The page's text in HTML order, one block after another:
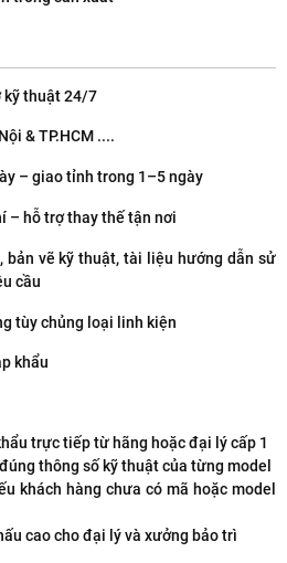
kỹ thuật 24/7
& TP.HCM ....
– giao tỉnh trong 1–5 ngày
– hỗ trợ thay thế tận nơi
, bản vẽ kỹ thuật, tài liệu hướng dẫn sử
cầu
tùy chủng loại linh kiện
khẩu
trực tiếp từ hãng hoặc đại lý cấp 1
thông số kỹ thuật của từng model
khách hàng chưa có mã hoặc model
cao cho đại lý và xưởng bảo trì